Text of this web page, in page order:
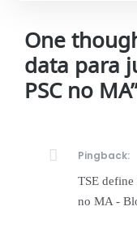
One
data para
PSC no MA”
Pingback:
TSE define
no MA -